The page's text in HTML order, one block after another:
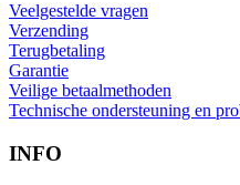
Veelgestelde vragen
Verzending
Terugbetaling
Garantie
Veilige betaalmethoden
Technische ondersteuning en
INFO